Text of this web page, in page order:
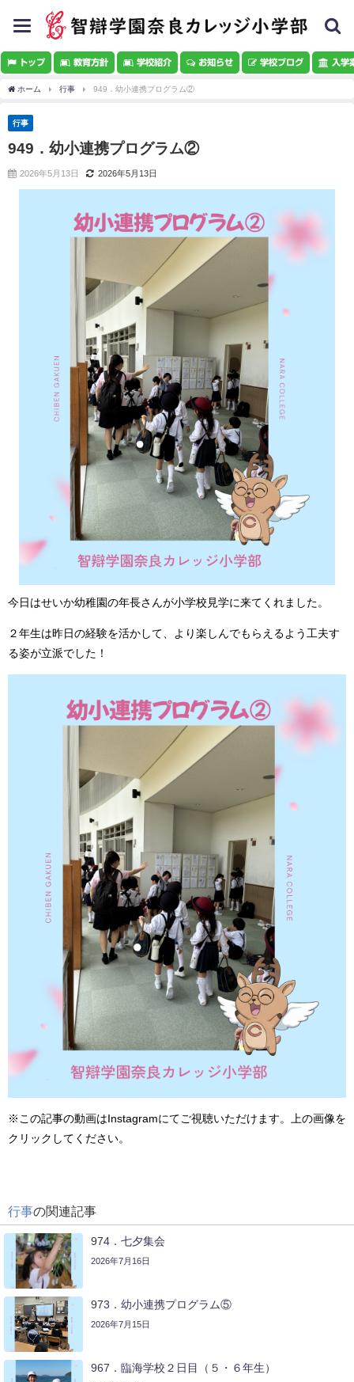
toggle
navigation
トップ 教育方針 学校紹介 お知らせ 学校ブログ 入学
ホーム 行事 949．幼小連携プログラム②
行事
949．幼小連携プログラム②
2026年5月13日 2026年5月13日
今日はせいか幼稚園の年長さんが小学校見学に来てくれました。
２年生は昨日の経験を活かして、より楽しんでもらえるよう工夫す
る姿が立派でした！
※この記事の動画はInstagramにてご視聴いただけます。上の画像を
クリックしてください。
行事の関連記事
974．七夕集会
2026年7月16日
973．幼小連携プログラム⑤
2026年7月15日
967．臨海学校２日目（５・６年生）